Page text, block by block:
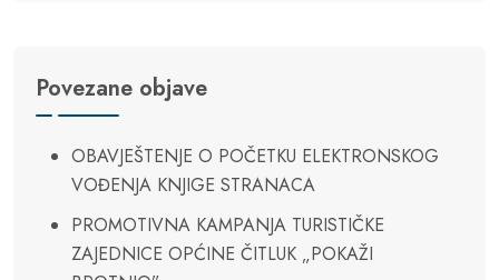
Povezane objave
OBAVJEŠTENJE O POČETKU ELEKTRONSKOG
VOĐENJA KNJIGE STRANACA
PROMOTIVNA KAMPANJA TURISTIČKE
ZAJEDNICE OPĆINE ČITLUK „POKAŽI